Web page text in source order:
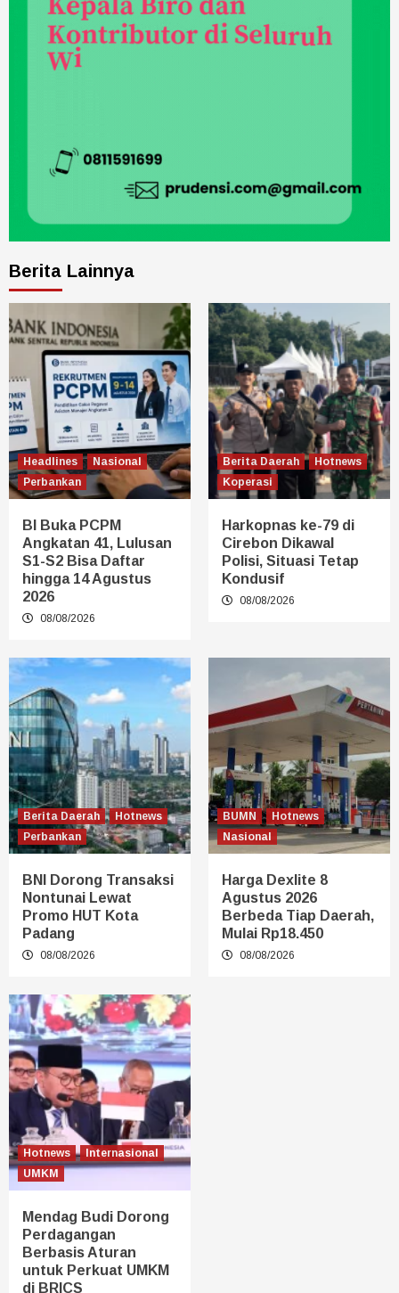
Berita Lainnya
Headlines
Nasional
Perbankan
BI Buka PCPM
Angkatan 41, Lulusan
S1-S2 Bisa Daftar
hingga 14 Agustus
2026
08/08/2026
Berita Daerah
Hotnews
Koperasi
Harkopnas ke-79 di
Cirebon Dikawal
Polisi, Situasi Tetap
Kondusif
08/08/2026
Berita Daerah
Hotnews
Perbankan
BNI Dorong Transaksi
Nontunai Lewat
Promo HUT Kota
Padang
08/08/2026
BUMN
Hotnews
Nasional
Harga Dexlite 8
Agustus 2026
Berbeda Tiap Daerah,
Mulai Rp18.450
08/08/2026
Hotnews
Internasional
UMKM
Mendag Budi Dorong
Perdagangan
Berbasis Aturan
untuk Perkuat UMKM
di BRICS